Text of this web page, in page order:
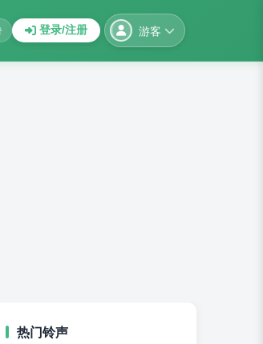
登录/注册 游客
热门铃声